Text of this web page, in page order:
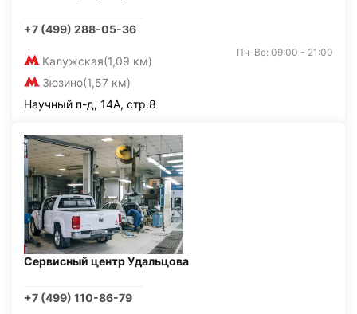
+7 (499) 288-05-36
Калужская(1,09 км)
Зюзино(1,57 км)
Пн-Вс: 09:00 - 21:00
Научный п-д, 14А, стр.8
Сервисный центр Удальцова
+7 (499) 110-86-79